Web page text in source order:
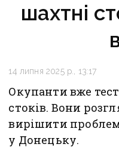
шахтні
14 липня 2025 р., 13:17
Окупанти вже
стоків. Вони
вирішити
у Донецьку.